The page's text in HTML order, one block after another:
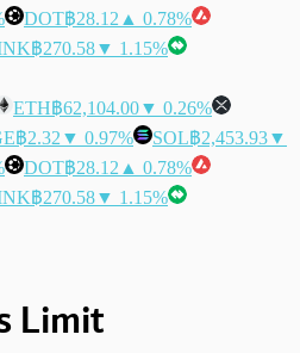
DOT฿28.12 ▲ 0.78%
฿270.58▼ 1.15%
ETH฿62,104.00▼ 0.26%
฿2.32 ▼ 0.97% SOL฿2,453.93▼
DOT฿28.12 ▲ 0.78%
฿270.58▼ 1.15%
Limit